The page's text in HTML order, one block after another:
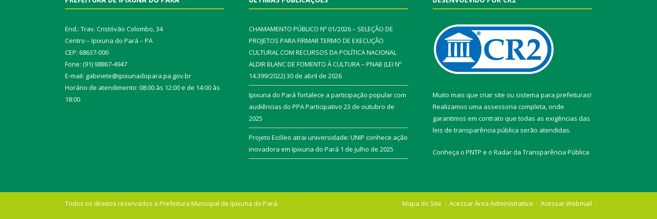
End.: Trav. Cristóvão Colombo, 34
Centro – Ipixuna do Pará – PA
CEP: 68637-000
Fone: (91) 98867-4947
E-mail: gabinete@ipixunadopara.pa.gov.br
Horário de atendimento: 08:00 às 12:00 e de 14:00 às
18:00
CHAMAMENTO PÚBLICO Nº 01/2026 – SELEÇÃO DE
PROJETOS PARA FIRMAR TERMO DE EXECUÇÃO
CULTURAL COM RECURSOS DA POLÍTICA NACIONAL
ALDIR BLANC DE FOMENTO À CULTURA – PNAB (LEI Nº
14.399/2022)30 de abril de 2026
Ipixuna do Pará fortalece a participação popular com
audiências do PPA Participativo 23 de outubro de
2025
Projeto Ecóleo atrai universidade: UNIP conhece ação
inovadora em Ipixuna do Pará 1 de julho de 2025
Muito mais que criar site ou sistema para prefeituras!
Realizamos uma assessoria completa, onde
garantimos em contrato que todas as exigências das
leis de transparência pública serão atendidas.
Conheça o PNTP e o Radar da Transparência Pública
Todos os direitos reservados a Prefeitura Municipal de Ipixuna do Pará. Mapa do Site Acessar Área Administrativa Acessar Webmail